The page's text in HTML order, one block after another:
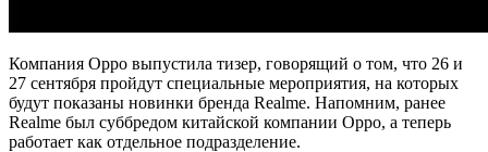
Компания Oppo выпустила тизер, говорящий о том, что 26 и
27 сентября пройдут специальные мероприятия, на которых
будут показаны новинки бренда Realme. Напомним, ранее
Realme был суббредом китайской компании Oppo, а теперь
работает как отдельное подразделение.